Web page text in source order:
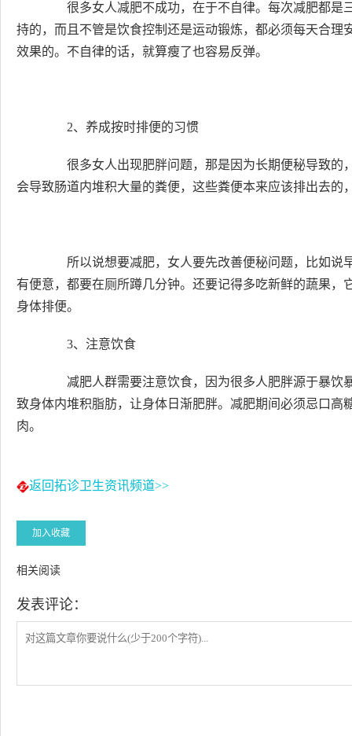
很多女人减肥不成功，在于不自律。每次减肥都是
持的，而且不管是饮食控制还是运动锻炼，都必须每天合
效果的。不自律的话，就算瘦了也容易反弹。
2、养成按时排便的习惯
很多女人出现肥胖问题，那是因为长期便秘导致的
会导致肠道内堆积大量的粪便，这些粪便本来应该排出去的
所以说想要减肥，女人要先改善便秘问题，比如说
有便意，都要在厕所蹲几分钟。还要记得多吃新鲜的蔬果
身体排便。
3、注意饮食
减肥人群需要注意饮食，因为很多人肥胖源于暴饮
致身体内堆积脂肪，让身体日渐肥胖。减肥期间必须忌口
肉。
返回拓诊卫生资讯频道>>
加入收藏
相关阅读
发表评论：